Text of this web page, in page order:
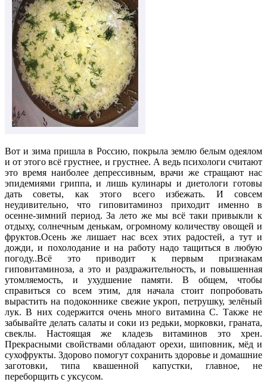
Вот и зима пришла в Россию, покрыла землю белым одеялом
и от этого всё грустнее, и грустнее. А ведь психологи считают
это время наиболее депрессивным, врачи же стращают нас
эпидемиями гриппа, и лишь кулинары и диетологи готовы
дать советы, как этого всего избежать. И совсем
неудивительно, что гиповитаминоз приходит именно в
осенне-зимний период. За лето же мы всё таки привыкли к
отдыху, солнечным денькам, огромному количеству овощей и
фруктов.Осень же лишает нас всех этих радостей, а тут и
дожди, и похолодание и на работу надо тащиться в любую
погоду..Всё это приводит к первым признакам
гиповитаминоза, а это и раздражительность, и повышенная
утомляемость, и ухудшение памяти. В общем, чтобы
справиться со всем этим, для начала стоит попробовать
вырастить на подоконнике свежие укроп, петрушку, зелёный
лук. В них содержится очень много витамина С. Также не
забывайте делать салаты и соки из редьки, морковки, граната,
свеклы. Настоящая же кладезь витаминов это хрен.
Прекрасными свойствами обладают орехи, шиповник, мёд и
сухофрукты. Здорово помогут сохранить здоровье и домашние
заготовки, типа квашенной капустки, главное, не
переборщить с уксусом.